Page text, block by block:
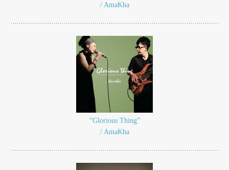
/ AmaKha
“Glorious Thing”
/ AmaKha